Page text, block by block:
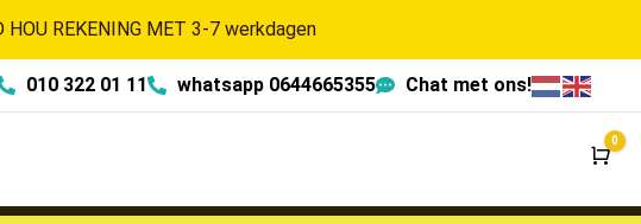
HOU REKENING MET 3-7 werkdagen
010 322 01 11 whatsapp 0644665355 Chat met ons!
0